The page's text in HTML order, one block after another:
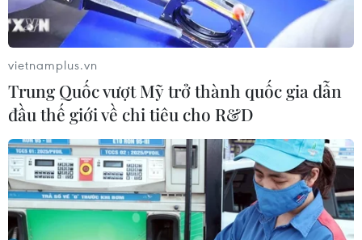
vietnamplus.vn
Trung Quốc vượt Mỹ trở thành quốc gia dẫn
đầu thế giới về chi tiêu cho R&D